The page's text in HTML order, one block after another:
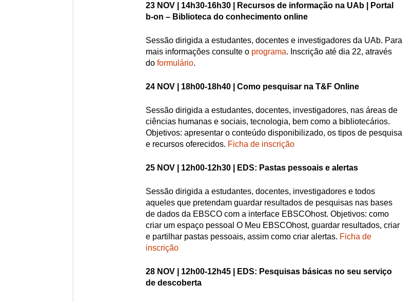
23 NOV | 14h30-16h30 |
Recursos de informação na UAb | Portal
b-on – Biblioteca do conhecimento online
Sessão dirigida a estudantes, docentes e investigadores da UAb. Para
mais informações consulte o programa. Inscrição até dia 22, através
do formulário.
24 NOV | 18h00-18h40 | Como pesquisar na T&F Online
Sessão dirigida a estudantes, docentes, investigadores, nas áreas de
ciências humanas e sociais, tecnologia, bem como a bibliotecários.
Objetivos: apresentar o conteúdo disponibilizado, os tipos de pesquisa
e recursos oferecidos. Ficha de inscrição
25 NOV | 12h00-12h30 | EDS: Pastas pessoais e alertas
Sessão dirigida a estudantes, docentes, investigadores e todos
aqueles que pretendam guardar resultados de pesquisas nas bases
de dados da EBSCO com a interface EBSCOhost. Objetivos: como
criar um espaço pessoal O Meu EBSCOhost, guardar resultados, criar
e partilhar pastas pessoais, assim como criar alertas. Ficha de
inscrição
28 NOV | 12h00-12h45 |
EDS: Pesquisas básicas no seu serviço
de descoberta